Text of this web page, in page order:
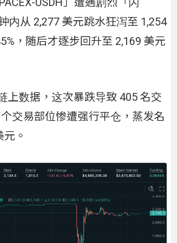
内从 2,277 美元跳水狂泻至 1,254
，随后才逐步回升至 2,169 美元
上数据，这次暴跌导致 405 名交
交易部位惨遭强行平仓，蒸发名
。